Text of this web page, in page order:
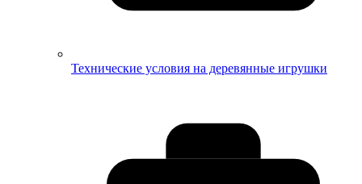
Технические условия на деревянные игрушки